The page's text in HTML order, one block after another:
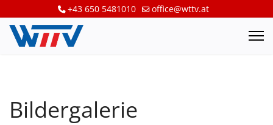
+43 650 5481010 office@wttv.at
Bildergalerie